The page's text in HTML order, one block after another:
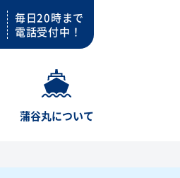
毎日20時まで
電話受付中！
蒲谷丸について